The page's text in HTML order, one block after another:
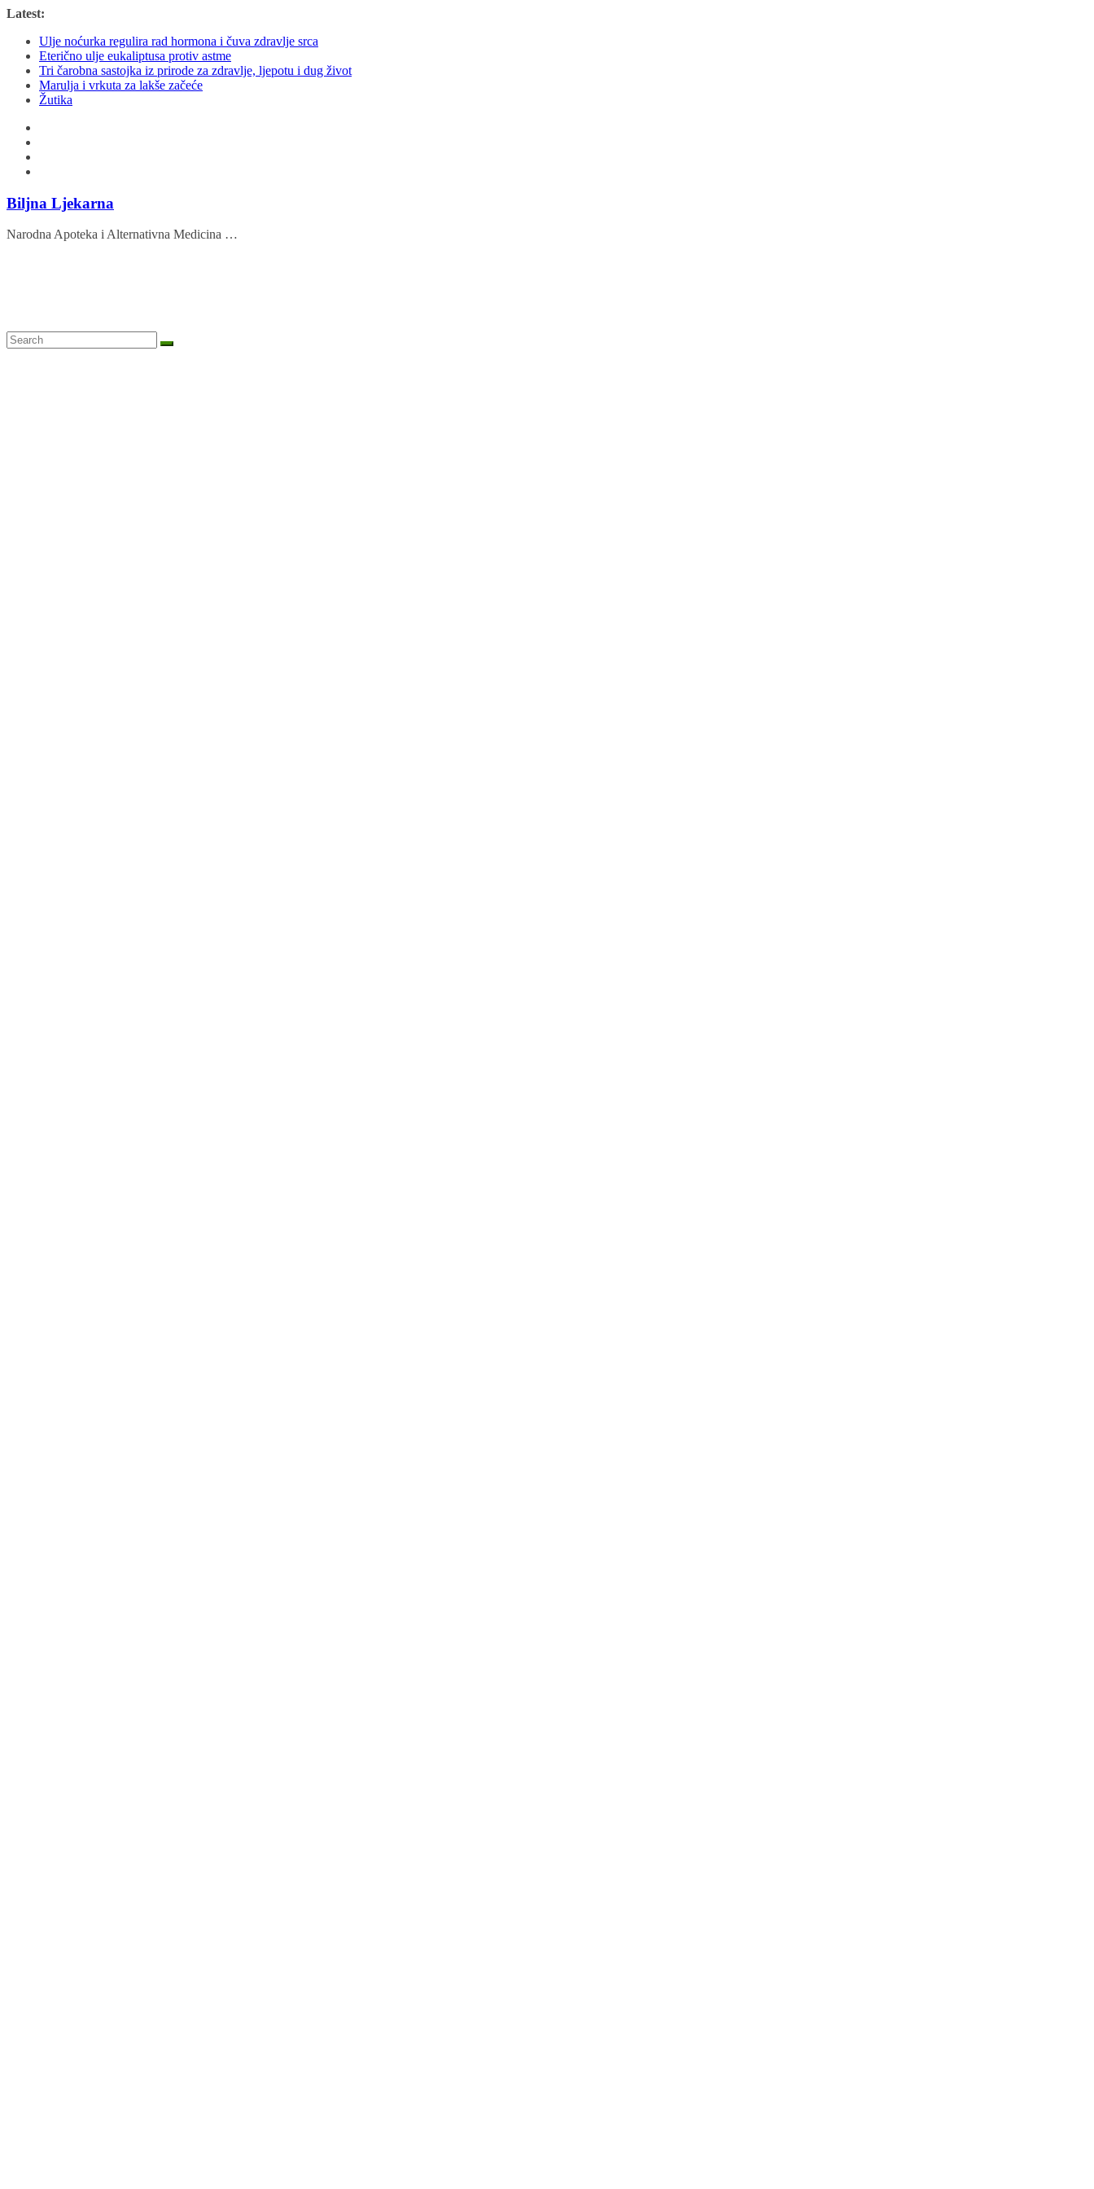
Skip
content
Latest:
Ulje noćurka regulira rad hormona i čuva zdravlje srca
Eterično ulje eukaliptusa protiv astme
Tri čarobna sastojka iz prirode za zdravlje, ljepotu i dug život
Marulja i vrkuta za lakše začeće
Žutika
Biljna Ljekarna
Narodna Apoteka i Alternativna Medicina …